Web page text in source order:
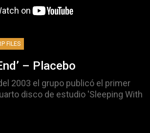
FILES
– Placebo
2003 el grupo publicó el primer
disco de estudio 'Sleeping With